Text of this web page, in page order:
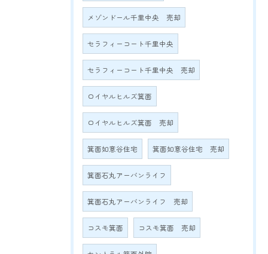
メゾンドール千里中央 売却
セラフィーコート千里中央
セラフィーコート千里中央 売却
ロイヤルヒルズ箕面
ロイヤルヒルズ箕面 売却
箕面如意谷住宅 箕面如意谷住宅 売却
箕面石丸アーバンライフ
箕面石丸アーバンライフ 売却
コスモ箕面 コスモ箕面 売却